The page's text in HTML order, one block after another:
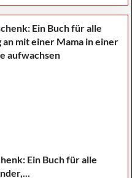
Ein Buch für alle